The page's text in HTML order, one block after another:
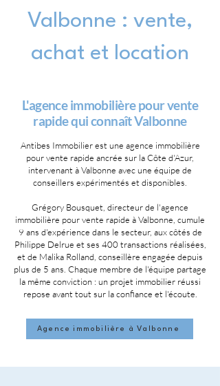
Valbonne : vente,
achat et location
L'agence immobilière pour vente
rapide qui connaît Valbonne
Antibes Immobilier est une agence immobilière
pour vente rapide ancrée sur la Côte d'Azur,
intervenant à Valbonne avec une équipe de
conseillers expérimentés et disponibles.
Grégory Bousquet, directeur de l'agence
immobilière pour vente rapide à Valbonne, cumule
9 ans d'expérience dans le secteur, aux côtés de
Philippe Delrue et ses 400 transactions réalisées,
et de Malika Rolland, conseillère engagée depuis
plus de 5 ans. Chaque membre de l'équipe partage
la même conviction : un projet immobilier réussi
repose avant tout sur la confiance et l'écoute.
Agence immobilière à Valbonne